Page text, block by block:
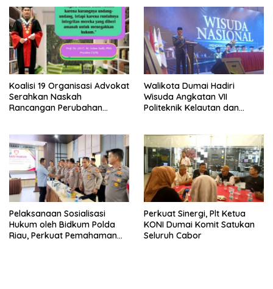
Bersama Kota Dumai
Koalisi 19 Organisasi Advokat
Serahkan Naskah
Rancangan Perubahan
RI
Walikota Dumai Hadiri
Wisuda Angkatan VII
Politeknik Kelautan dan
Pelaksanaan Sosialisasi
Hukum oleh Bidkum Polda
Riau, Perkuat Pemahaman
Perkuat Sinergi, Plt Ketua
KONI Dumai Komit Satukan
Seluruh Cabor